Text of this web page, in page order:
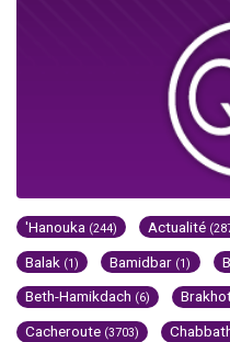
'Hanouka (244) Actualité
Balak (1) Bamidbar (1)
Beth-Hamikdach (6)
Cacheroute (3703)